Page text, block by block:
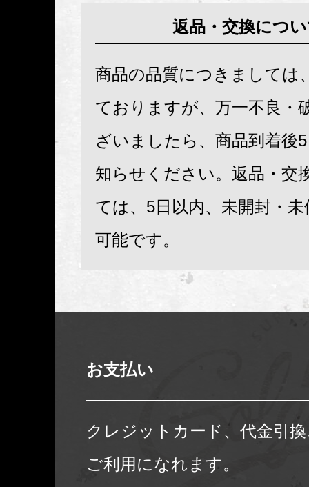
返品・交換につ
商品の品質につきましては
ておりますが、万一不良・
ざいましたら、商品到着後
知らせください。返品・交
ては、5日以内、未開封・
可能です。
お支払い
クレジットカード、代金引
ご利用になれます。